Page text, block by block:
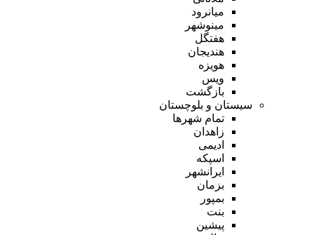
میانرود
مینوشهر
هفتگل
هندیجان
هویزه
ویس
بازگشت
سیستان و بلوچستان
تمام شهر‌ها
زاهدان
ادیمی
اسپکه
ایرانشهر
بزمان
بمپور
بنت
پیشین